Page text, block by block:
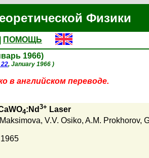
Физики
ПОМОЩЬ
1966)
22, January 1966 )
в английском переводе.
4:Nd 3+ Laser
, V.V. Osiko, A.M. Prokhorov,